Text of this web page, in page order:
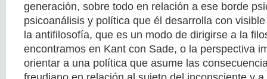
generación, sobre todo en relación a ese borde
psicoanálisis y política que él desarrolla con
la antifilosofía, que es un modo de dirigirse a la
encontramos en Kant con Sade, o la perspectiva
orientar a una política que asume las